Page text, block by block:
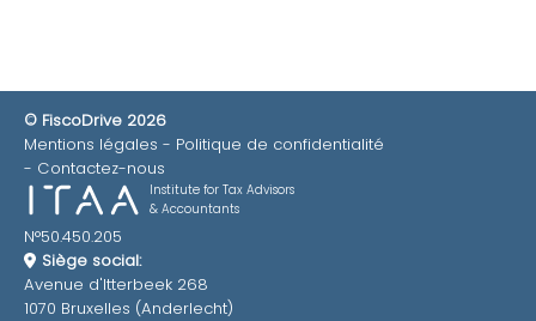
© FiscoDrive 2026
Mentions légales
Politique de confidentialité
Contactez-nous
Institute for Tax Advisors
& Accountants
N°50.450.205
Siège social:
Avenue d'Itterbeek 268
1070 Bruxelles (Anderlecht)